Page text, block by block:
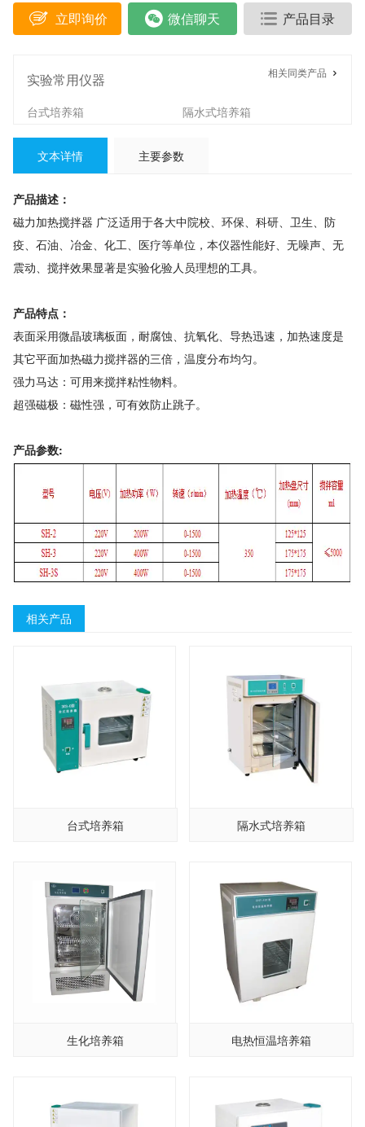
立即询价 微信聊天 产品目录
相关同类产品
实验常用仪器
台式培养箱
隔水式培养箱
生化培养箱
精密恒温培养箱
门控培养箱
恒温恒湿培养箱
磁力搅拌器
红外微晶电热板
人工气候箱
电动恒速搅拌器
IMS雪花制冰机
55KHz高频加热功率可调(T触屏)
28KHz低频加热功率可调(AT触屏)
40/55KHz双频加热功率可调(DT触屏)
40/59KHz功率可调双频加热(HDT数码)
AS雪花制冰机
磁力加热板
磁力加热锅
玻璃气流烘干器
55KHz扫频(S触屏)
干燥培养两用箱
二氧化碳细胞培养箱
BC生化培养箱
文本详情 主要参数
产品描述：
磁力加热搅拌器 广泛适用于各大中院校、环保、科研、卫生、防
疫、石油、冶金、化工、医疗等单位，本仪器性能好、无噪声、无
震动、搅拌效果显著是实验化验人员理想的工具。
产品特点：
表面采用微晶玻璃板面，耐腐蚀、抗氧化、导热迅速，加热速度是
其它平面加热磁力搅拌器的三倍，温度分布均匀。
强力马达：可用来搅拌粘性物料。
超强磁极：磁性强，可有效防止跳子。
产品参数:
相关产品
台式培养箱 隔水式培养箱
生化培养箱 电热恒温培养箱